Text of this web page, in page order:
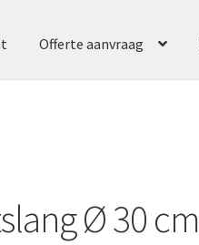
Offerte aanvraag
Ø 30 cm